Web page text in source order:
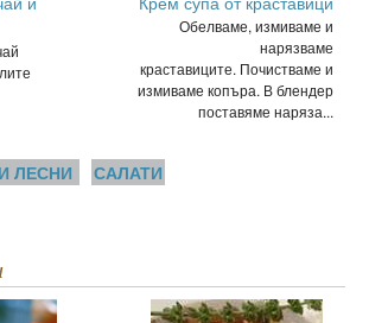
Обелваме, измиваме и
нарязваме
краставиците. Почистваме и
измиваме копъра. В блендер
поставяме наряза...
ЛЕСНИ САЛАТИ